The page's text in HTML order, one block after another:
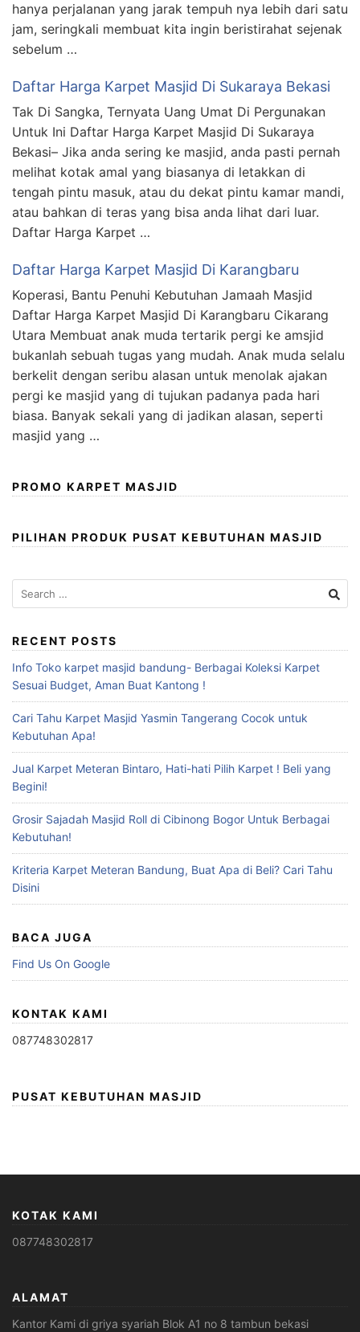
hanya perjalanan yang jarak tempuh nya lebih dari satu
jam, seringkali membuat kita ingin beristirahat sejenak
sebelum …
Daftar Harga Karpet Masjid Di Sukaraya Bekasi
Tak Di Sangka, Ternyata Uang Umat Di Pergunakan
Untuk Ini Daftar Harga Karpet Masjid Di Sukaraya
Bekasi– Jika anda sering ke masjid, anda pasti pernah
melihat kotak amal yang biasanya di letakkan di
tengah pintu masuk, atau du dekat pintu kamar mandi,
atau bahkan di teras yang bisa anda lihat dari luar.
Daftar Harga Karpet …
Daftar Harga Karpet Masjid Di Karangbaru
Koperasi, Bantu Penuhi Kebutuhan Jamaah Masjid
Daftar Harga Karpet Masjid Di Karangbaru Cikarang
Utara Membuat anak muda tertarik pergi ke amsjid
bukanlah sebuah tugas yang mudah. Anak muda selalu
berkelit dengan seribu alasan untuk menolak ajakan
pergi ke masjid yang di tujukan padanya pada hari
biasa. Banyak sekali yang di jadikan alasan, seperti
masjid yang …
PROMO KARPET MASJID
PILIHAN PRODUK PUSAT KEBUTUHAN MASJID
RECENT POSTS
Info Toko karpet masjid bandung- Berbagai Koleksi Karpet
Sesuai Budget, Aman Buat Kantong !
Cari Tahu Karpet Masjid Yasmin Tangerang Cocok untuk
Kebutuhan Apa!
Jual Karpet Meteran Bintaro, Hati-hati Pilih Karpet ! Beli yang
Begini!
Grosir Sajadah Masjid Roll di Cibinong Bogor Untuk Berbagai
Kebutuhan!
Kriteria Karpet Meteran Bandung, Buat Apa di Beli? Cari Tahu
Disini
BACA JUGA
Find Us On Google
KONTAK KAMI
087748302817
PUSAT KEBUTUHAN MASJID
KOTAK KAMI
087748302817
ALAMAT
Kantor Kami di griya syariah Blok A1 no 8 tambun bekasi